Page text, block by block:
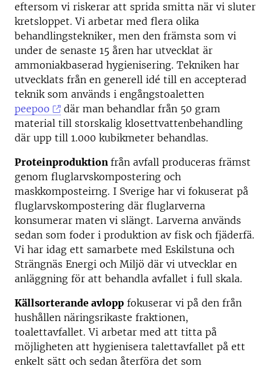
eftersom vi riskerar att sprida smitta när vi sluter
kretsloppet. Vi arbetar med flera olika
behandlingstekniker, men den främsta som vi
under de senaste 15 åren har utvecklat är
ammoniakbaserad hygienisering. Tekniken har
utvecklats från en generell idé till en accepterad
teknik som används i engångstoaletten
peepoo
där man behandlar från 50 gram
material till storskalig klosettvattenbehandling
där upp till 1.000 kubikmeter behandlas.
Proteinproduktion från avfall produceras främst
genom fluglarvskompostering och
maskkomposteirng. I Sverige har vi fokuserat på
fluglarvskompostering där fluglarverna
konsumerar maten vi slängt. Larverna används
sedan som foder i produktion av fisk och fjäderfä.
Vi har idag ett samarbete med Eskilstuna och
Strängnäs Energi och Miljö där vi utvecklar en
anläggning för att behandla avfallet i full skala.
Källsorterande avlopp fokuserar vi på den från
hushållen näringsrikaste fraktionen,
toalettavfallet. Vi arbetar med att titta på
möjligheten att hygienisera talettavfallet på ett
enkelt sätt och sedan återföra det som